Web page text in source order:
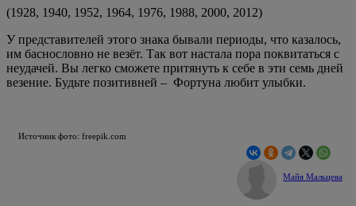
(1928, 1940, 1952, 1964, 1976, 1988, 2000, 2012)
У представителей этого знака бывали периоды, что казалось,
им баснословно не везёт. Так вот настала пора поквитаться с
неудачей. Вы легко сможете притянуть к себе в эти семь дней
везение. Будьте позитивней – Фортуна любит улыбки.
Источник фото: freepik.com
Майя Мальцева